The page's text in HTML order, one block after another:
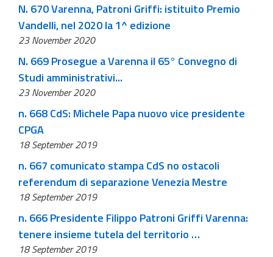
N. 670 Varenna, Patroni Griffi: istituito Premio
Vandelli, nel 2020 la 1^ edizione
23 November 2020
N. 669 Prosegue a Varenna il 65° Convegno di
Studi amministrativi...
23 November 2020
n. 668 CdS: Michele Papa nuovo vice presidente
CPGA
18 September 2019
n. 667 comunicato stampa CdS no ostacoli
referendum di separazione Venezia Mestre
18 September 2019
n. 666 Presidente Filippo Patroni Griffi Varenna:
tenere insieme tutela del territorio …
18 September 2019